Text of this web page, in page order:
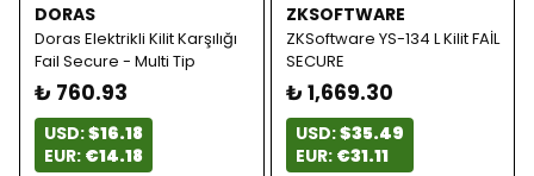
DORAS
Doras Elektrikli Kilit Karşılığı
Fail Secure - Multi Tip
₺ 760.93
USD:$16.18
EUR: €14.18
ZKSOFTWARE
ZKSoftware YS-134 L Kilit FAİL
SECURE
₺ 1,669.30
USD:$35.49
EUR: €31.11